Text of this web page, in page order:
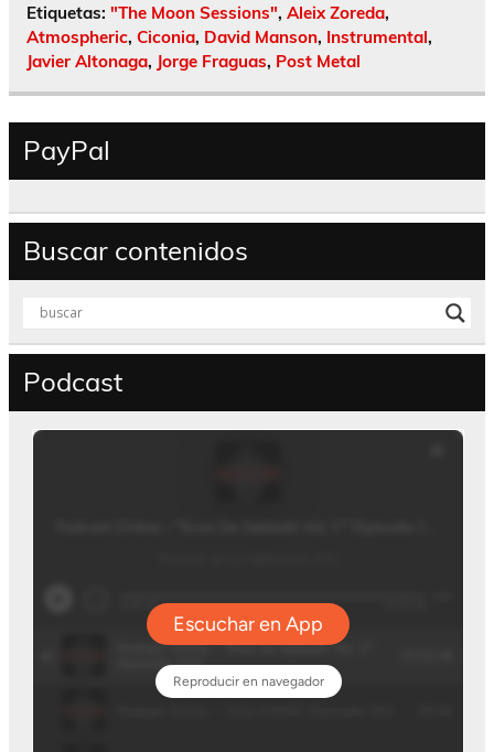
Etiquetas: "The Moon Sessions", Aleix Zoreda,
Atmospheric, Ciconia, David Manson, Instrumental,
Javier Altonaga, Jorge Fraguas, Post Metal
PayPal
Buscar contenidos
Podcast